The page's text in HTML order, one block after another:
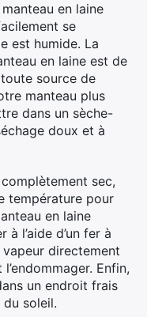
en laine
se
est humide. La
en laine est de
source de
manteau plus
dans un sèche-
doux et à
sec,
température pour
en laine
l’aide d’un fer à
vapeur directement
Enfin,
un endroit frais
soleil.